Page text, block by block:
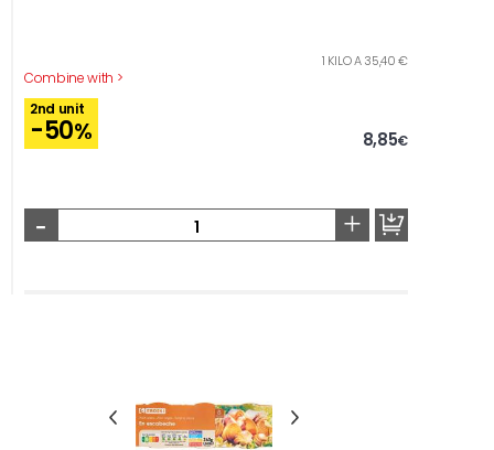
Combine with >
1 KILO A 35,40 €
2nd unit
-50% 8,85€
- +